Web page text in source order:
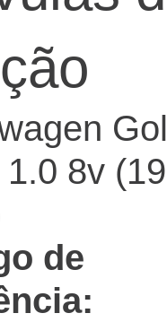
1.0 8v
de